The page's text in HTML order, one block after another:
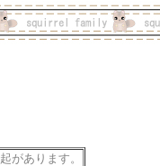
があります。